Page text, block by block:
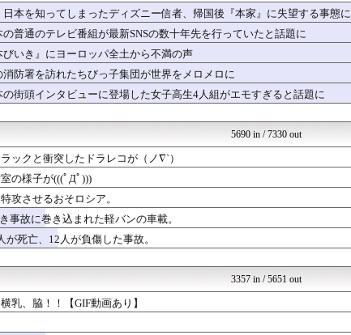
てください！」←どうする？
ゆるゲーマー遅報
して使われ、当事者から具体...
オレ的ゲーム速報＠刃
の0.7億円に減益
│米国株ETFまとめ速報
だよ。
仕事あるならやってみたい
かぞくちゃんねる
ル】
ポーランドボール 翻訳
くまニュース
乃木坂46】
坂道情報通～乃木坂46まと...
ったが夫売仲がどうのでは...
はーとらいふ -出会い・子...
けしさん「……しないだろう...
「みなさまへご挨拶させて...
【サッカー まとめ】サカラ...
かったから」 [8/6]
の真実wwwww
ｗｗｗｗｗｗｗｗｗｗｗｗ...
ラビット速報
ンショップで“43億円分”...
国難にあってもの申す！！
られず客足遠のく・・・・...
あり】
芸能人の気になる噂
モン2ラン！秋山菊池泰名...
芸能人の気になる噂
で『英語力』を急速に上げ...
浴する
VIPPER速報
本を知ってしまったディズニー信者、帰国後『本家』に失望する事態に
普通のテレビ番組が最新SNSの数十年先を行っていたと話題に
いき』にヨーロッパ全土から不満の声
防署を訪れたちびっ子集団が世界をメロメロに
街頭インタビューに登場した女子高生4人組がエモすぎると話題に
5690 in / 7330 out
ックと衝突したドラレコが（ノ∇`）
の様子が(((ﾟДﾟ)))
攻させるおそロシア。
事故に巻き込まれた軽バンの車載。
が死亡、12人が負傷した事故。
3357 in / 5651 out
、脇！！【GIF動画あり】